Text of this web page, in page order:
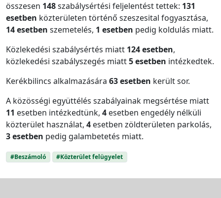
összesen 148szabálysértési feljelentést tettek: 131
esetben közterületen történő szeszesital fogyasztása,
14 esetben szemetelés, 1 esetben pedig koldulás miatt.
Közlekedési szabálysértés miatt 124 esetben,
közlekedési szabályszegés miatt5 esetben intézkedtek.
Kerékbilincs alkalmazására 63 esetben került sor.
A közösségi együttélés szabályainak megsértése miatt
11 esetben intézkedtünk, 4 esetben engedély nélküli
közterület használat, 4 esetben zöldterületen parkolás,
3 esetben pedig galambetetés miatt.
#Beszámoló #Közterület felügyelet